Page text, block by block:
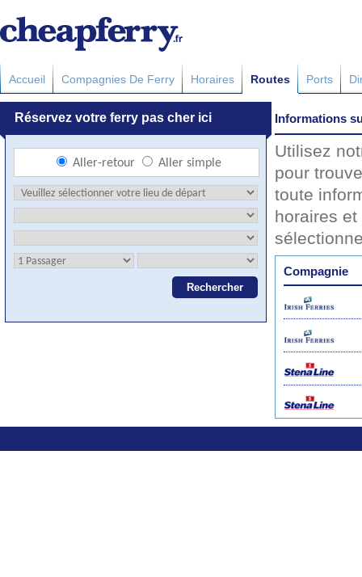
Accueil Compagnies De Ferry Horaires Routes Ports
Informations
Utilisez
pour
toute
horaires
Compagnie